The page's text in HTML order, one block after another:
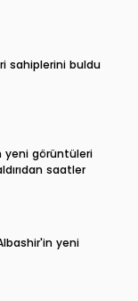
sahiplerini buldu
yeni görüntüleri
saatler
yeni